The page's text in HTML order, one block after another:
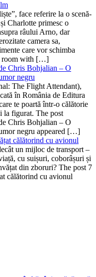
face referire la o scenă-
Charlotte primesc o
râului Arno, dar
camera sa,
care vor schimba
room with […]
Chris Bohjalian – O
negru
The Flight Attendant),
în România de Editura
te poartă într-o călătorie
la figurat. The post
Chris Bohjalian – O
negru appeared […]
călătorind cu avionul
un mijloc de transport –
cu suișuri, coborâșuri și
din zboruri? The post 7
călătorind cu avionul